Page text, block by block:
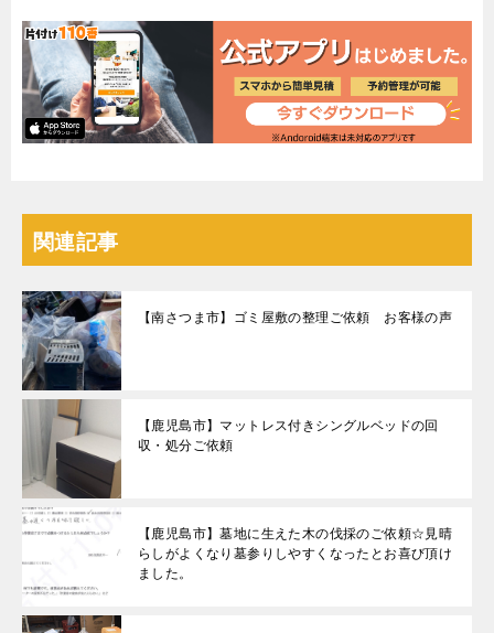
関連記事
【南さつま市】ゴミ屋敷の整理ご依頼 お客様の声
【鹿児島市】マットレス付きシングルベッドの回
収・処分ご依頼
【鹿児島市】墓地に生えた木の伐採のご依頼☆見晴
らしがよくなり墓参りしやすくなったとお喜び頂け
ました。